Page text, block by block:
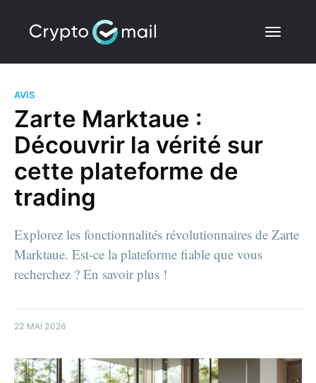
AVIS
Zarte Marktaue :
Découvrir la vérité sur
cette plateforme de
trading
Explorez les fonctionnalités révolutionnaires de Zarte
Marktaue. Est-ce la plateforme fiable que vous
recherchez ? En savoir plus !
22 MAI 2026